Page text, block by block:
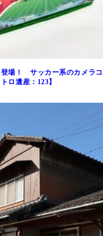
場！ サッカー系のカメラコ
ロ遺産：123】